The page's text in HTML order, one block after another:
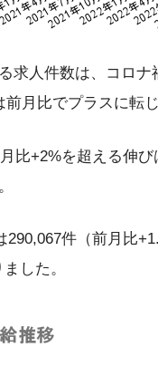
求人件数は、コロ
月比でプラスに転
比+2%を超える伸
件（前月比
した。